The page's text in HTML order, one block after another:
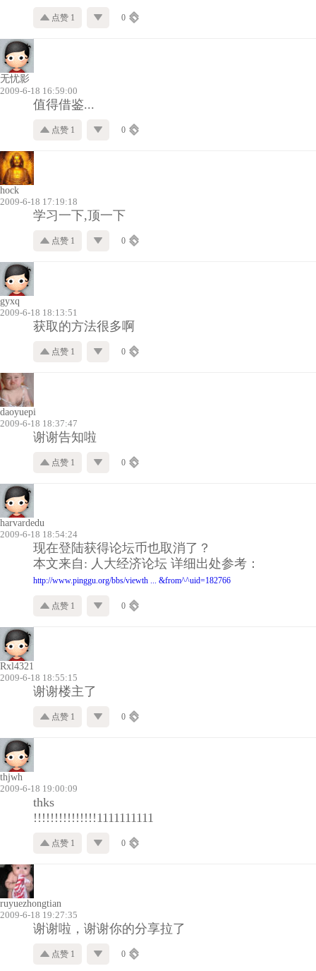
点赞 1 0
无忧影
2009-6-18 16:59:00
值得借鉴...
点赞 1 0
hock
2009-6-18 17:19:18
学习一下,顶一下
点赞 1 0
gyxq
2009-6-18 18:13:51
获取的方法很多啊
点赞 1 0
daoyuepi
2009-6-18 18:37:47
谢谢告知啦
点赞 1 0
harvardedu
2009-6-18 18:54:24
现在登陆获得论坛币也取消了？
本文来自: 人大经济论坛 详细出处参考：
http://www.pinggu.org/bbs/viewth ... &from^^uid=182766
点赞 1 0
Rxl4321
2009-6-18 18:55:15
谢谢楼主了
点赞 1 0
thjwh
2009-6-18 19:00:09
thks
!!!!!!!!!!!!!!!1111111111
点赞 1 0
ruyuezhongtian
2009-6-18 19:27:35
谢谢啦，谢谢你的分享拉了
点赞 1 0